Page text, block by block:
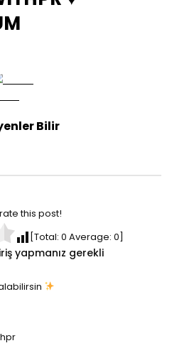
Bilir
this post!
[Total: 0 Average: 0]
yapmanız gerekli